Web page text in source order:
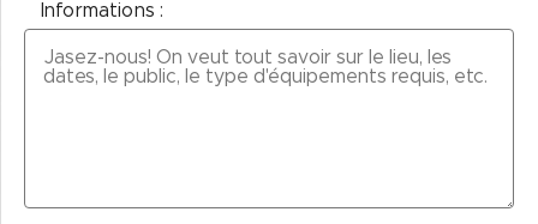
Informations :